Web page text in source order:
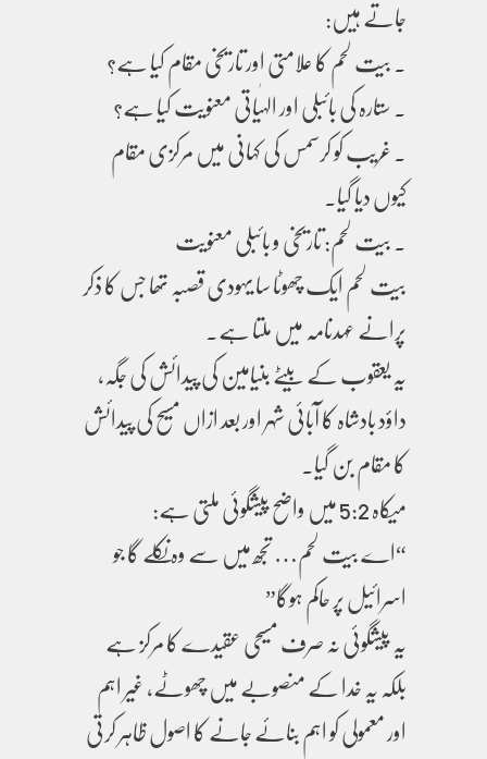
جاتے ہیں:
. بیت لحم کا علامتی اور تاریخی مقام کیا ہے؟
. ستارہ کی بائبلی اور الہٰیاتی معنویت کیا ہے؟
. غریب کو کرسمس کی کہانی میں مرکزی مقام
کیوں دیا گیا۔
. بیت لحم: تاریخی و بائبلی معنویت
بیت لحم ایک چھوٹا سا یہودی قصبہ تھا جس کا ذکر
پرانے عہدنامہ میں ملتا ہے۔
یہ یعقوب کے بیٹے بنیامین کی پیدائش کی جگہ،
داؤد بادشاہ کا آبائی شہر اور بعد ازاں مسیح کی پیدائش
کا مقام بن گیا۔
میکاہ 5:2 میں واضح پیشگوئی ملتی ہے:
“اے بیت لحم… تجھ میں سے وہ نکلے گا جو
اسرائیل پر حاکم ہوگا”
یہ پیشگوئی نہ صرف مسیحی عقیدے کا مرکز ہے
بلکہ یہ خدا کے منصوبے میں چھوٹے، غیر اہم
اور معمولی کو اہم بنائے جانے کا اصول ظاہر کرتی